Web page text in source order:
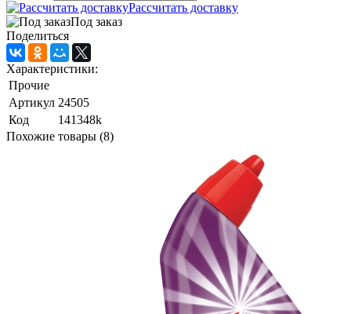
Рассчитать доставку
Под заказ
Поделиться
Характеристики:
Прочие
Артикул 24505
Код
141348k
Похожие товары (8)